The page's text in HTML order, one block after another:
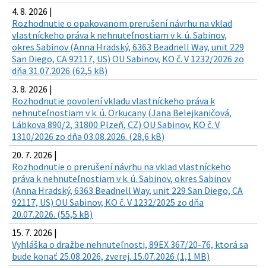
4. 8. 2026 |
Rozhodnutie o opakovanom prerušení návrhu na vklad
vlastníckeho práva k nehnuteľnostiam v k. ú. Sabinov,
okres Sabinov (Anna Hradský, 6363 Beadnell Way, unit 229
San Diego, CA 92117, US) OU Sabinov, KO č. V 1232/2026 zo
dňa 31.07.2026 (62,5 kB)
3. 8. 2026 |
Rozhodnutie povolení vkladu vlastníckeho práva k
nehnuteľnostiam v k. ú. Orkucany (Jana Belejkaničová,
Lábkova 890/2, 31800 Plzeň, CZ) OU Sabinov, KO č. V
1310/2026 zo dňa 03.08.2026. (28,6 kB)
20. 7. 2026 |
Rozhodnutie o prerušení návrhu na vklad vlastníckeho
práva k nehnuteľnostiam v k. ú. Sabinov, okres Sabinov
(Anna Hradský, 6363 Beadnell Way, unit 229 San Diego, CA
92117, US) OU Sabinov, KO č. V 1232/2025 zo dňa
20.07.2026. (55,5 kB)
15. 7. 2026 |
Vyhláška o dražbe nehnuteľnosti, 89EX 367/20-76, ktorá sa
bude konať 25.08.2026, zverej. 15.07.2026 (1,1 MB)